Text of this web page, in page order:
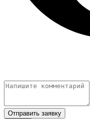
Отправить заявку